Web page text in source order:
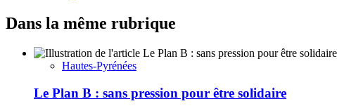
Dans la même rubrique
Hautes-Pyrénées
Le Plan B : sans pression pour être solidaire